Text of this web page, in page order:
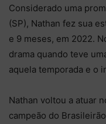
Considerado uma
(SP), Nathan fez sua
e 9 meses, em 2022.
drama quando teve
aquela temporada e o
Nathan voltou a atuar
campeão do